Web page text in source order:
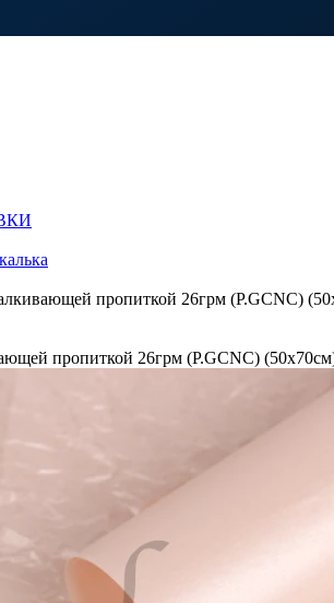
пропиткой 26грм (P.GCNC)
пропиткой 26грм (P.GCNC)